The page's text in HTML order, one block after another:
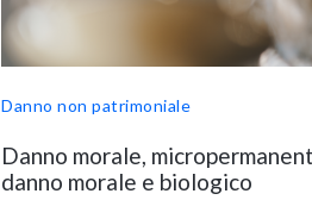
Danno non patrimoniale
Danno morale,
danno morale e biologico